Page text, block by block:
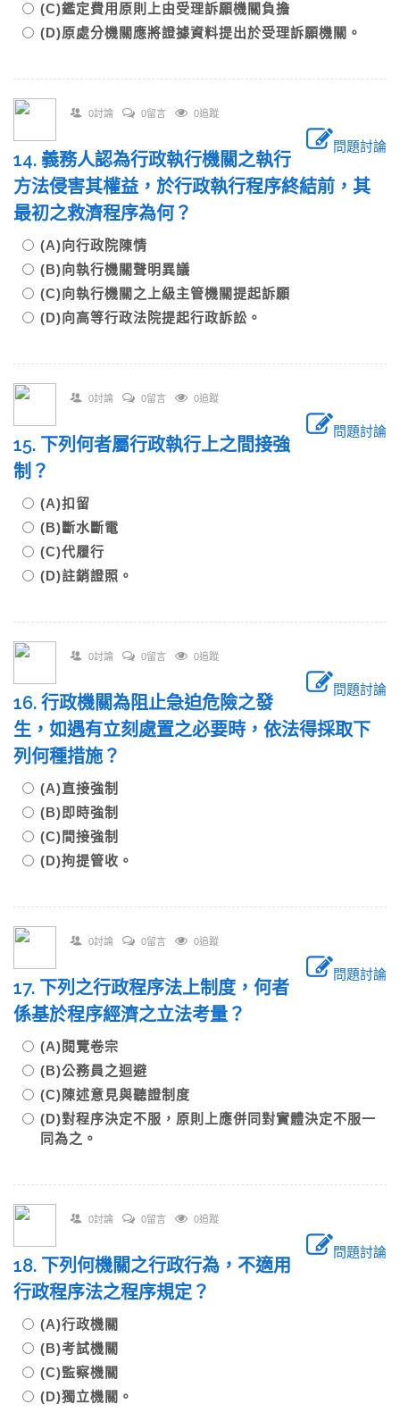
(C)鑑定費用原則上由受理訴願機關負擔
(D)原處分機關應將證據資料提出於受理訴願機關。
0討論 0留言 0追蹤
問題討論
14. 義務人認為行政執行機關之執行
方法侵害其權益，於行政執行程序終結前，其
最初之救濟程序為何？
(A)向行政院陳情
(B)向執行機關聲明異議
(C)向執行機關之上級主管機關提起訴願
(D)向高等行政法院提起行政訴訟。
0討論 0留言 0追蹤
問題討論
15. 下列何者屬行政執行上之間接強
制？
(A)扣留
(B)斷水斷電
(C)代履行
(D)註銷證照。
0討論 0留言 0追蹤
問題討論
16. 行政機關為阻止急迫危險之發
生，如遇有立刻處置之必要時，依法得採取下
列何種措施？
(A)直接強制
(B)即時強制
(C)間接強制
(D)拘提管收。
0討論 0留言 0追蹤
問題討論
17. 下列之行政程序法上制度，何者
係基於程序經濟之立法考量？
(A)閱覽卷宗
(B)公務員之迴避
(C)陳述意見與聽證制度
(D)對程序決定不服，原則上應併同對實體決定不服一
同為之。
0討論 0留言 0追蹤
問題討論
18. 下列何機關之行政行為，不適用
行政程序法之程序規定？
(A)行政機關
(B)考試機關
(C)監察機關
(D)獨立機關。